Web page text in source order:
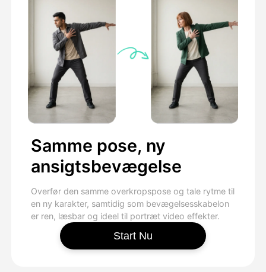
Samme pose, ny
ansigtsbevægelse
Overfør den samme overkropspose og tale rytme til
en ny karakter, samtidig som bevægelsesskabelon
er ren, læsbar og ideel til portræt video effekter.
Start Nu